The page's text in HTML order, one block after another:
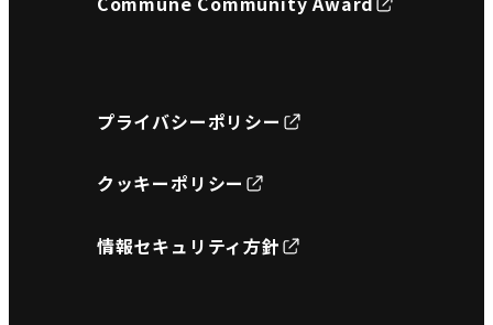
プライバシーポリシー
クッキーポリシー
情報セキュリティ方針